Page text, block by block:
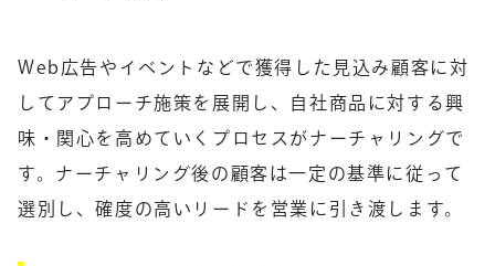
Web広告やイベントなどで獲得した見込み顧客に対
してアプローチ施策を展開し、自社商品に対する興
味・関心を高めていくプロセスがナーチャリングで
す。ナーチャリング後の顧客は一定の基準に従って
選別し、確度の高いリードを営業に引き渡します。